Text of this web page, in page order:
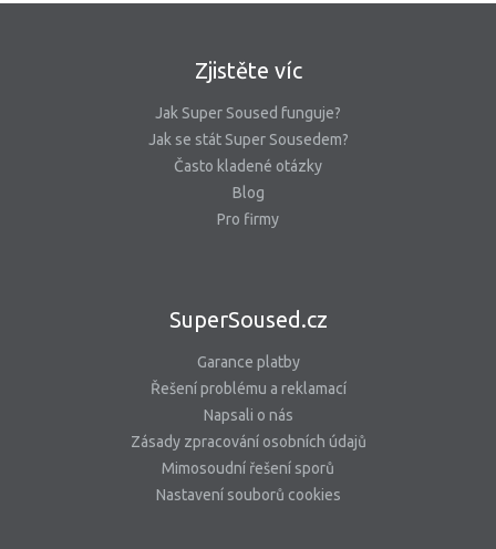
Zjistěte víc
Jak Super Soused funguje?
Jak se stát Super Sousedem?
Často kladené otázky
Blog
Pro firmy
SuperSoused.cz
Garance platby
Řešení problému a reklamací
Napsali o nás
Zásady zpracování osobních údajů
Mimosoudní řešení sporů
Nastavení souborů cookies